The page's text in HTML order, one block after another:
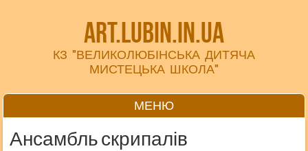
art.lubin.in.ua
КЗ "ВЕЛИКОЛЮБІНСЬКА ДИТЯЧА
МИСТЕЦЬКА ШКОЛА"
МЕНЮ
Ансамбль скрипалів